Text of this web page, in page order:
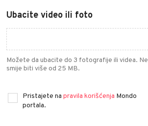
Ubacite video ili foto
Možete da ubacite do 3 fotografije ili videa. Ne
smije biti više od 25 MB.
Pristajete na pravila korišćenja Mondo
portala.